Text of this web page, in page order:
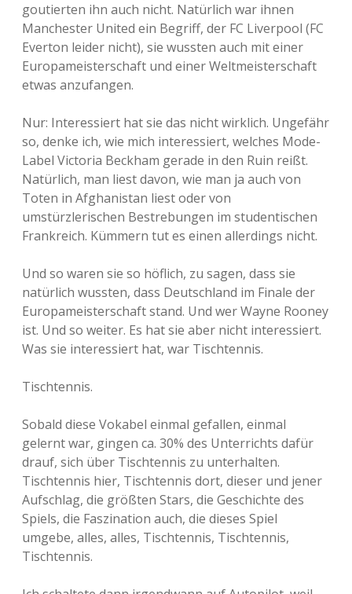
goutierten ihn auch nicht. Natürlich war ihnen
Manchester United ein Begriff, der FC Liverpool (FC
Everton leider nicht), sie wussten auch mit einer
Europameisterschaft und einer Weltmeisterschaft
etwas anzufangen.
Nur: Interessiert hat sie das nicht wirklich. Ungefähr
so, denke ich, wie mich interessiert, welches Mode-
Label Victoria Beckham gerade in den Ruin reißt.
Natürlich, man liest davon, wie man ja auch von
Toten in Afghanistan liest oder von
umstürzlerischen Bestrebungen im studentischen
Frankreich. Kümmern tut es einen allerdings nicht.
Und so waren sie so höflich, zu sagen, dass sie
natürlich wussten, dass Deutschland im Finale der
Europameisterschaft stand. Und wer Wayne Rooney
ist. Und so weiter. Es hat sie aber nicht interessiert.
Was sie interessiert hat, war Tischtennis.
Tischtennis.
Sobald diese Vokabel einmal gefallen, einmal
gelernt war, gingen ca. 30% des Unterrichts dafür
drauf, sich über Tischtennis zu unterhalten.
Tischtennis hier, Tischtennis dort, dieser und jener
Aufschlag, die größten Stars, die Geschichte des
Spiels, die Faszination auch, die dieses Spiel
umgebe, alles, alles, Tischtennis, Tischtennis,
Tischtennis.